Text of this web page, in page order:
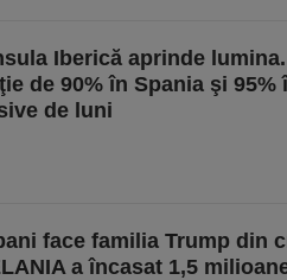
Iberică aprinde
de 90% în Spania şi 95%
de luni
face familia Trump din
a încasat 1,5